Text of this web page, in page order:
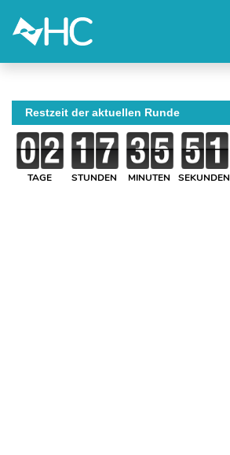
Restzeit der aktuellen Runde
TAGE STUNDEN MINUTEN SEKUNDEN